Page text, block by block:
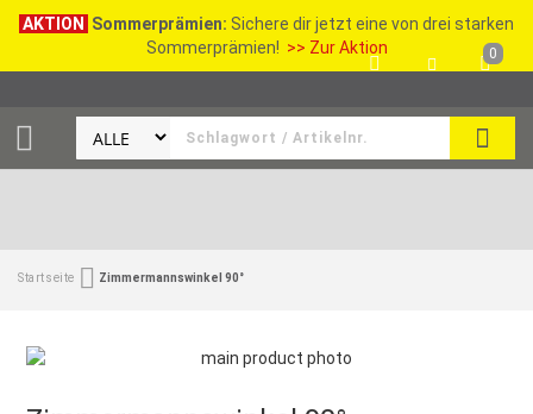
AKTION Sommerprämien: Sichere dir jetzt eine von drei starken
Sommerprämien! >> Zur Aktion 0
Startseite Zimmermannswinkel 90°